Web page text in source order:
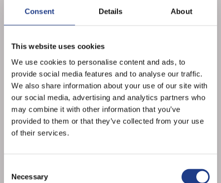
Consent Details About
This website uses cookies
We use cookies to personalise content and ads, to
provide social media features and to analyse our traffic.
We also share information about your use of our site with
our social media, advertising and analytics partners who
may combine it with other information that you’ve
provided to them or that they’ve collected from your use
of their services.
Necessary
AT ÓVÁROS TÉR
COMBO
2026. JULY 17. 21:00
ROSÉ, RIESLING AND JAZZ DAYS,
AT ÓVÁROS TÉR
ED PHILIPS AND THE
MEMPHIS PATROL